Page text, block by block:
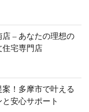
– あなたの理想の
住宅専門店
！多摩市で叶える
安心サポート